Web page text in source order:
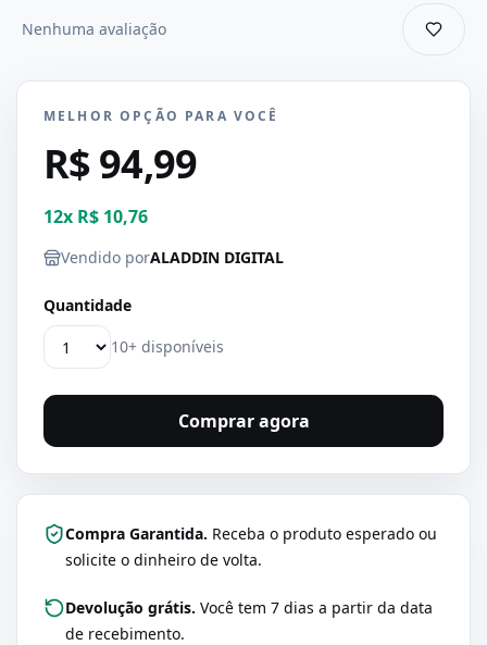
Nenhuma avaliação
MELHOR OPÇÃO PARA VOCÊ
R$ 94,99
12x R$ 10,76
Vendido porALADDIN DIGITAL
Quantidade
10+ disponíveis
Comprar agora
Compra Garantida. Receba o produto esperado ou
solicite o dinheiro de volta.
Devolução grátis. Você tem 7 dias a partir da data
de recebimento.